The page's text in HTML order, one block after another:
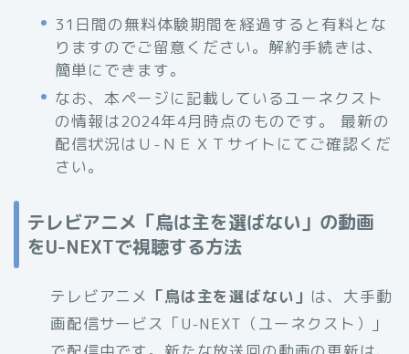
31日間の無料体験期間を経過すると有料とな
りますのでご留意ください。解約手続きは、
簡単にできます。
なお、本ページに記載しているユーネクスト
の情報は2024年4月時点のものです。 最新の
配信状況はＵ-ＮＥＸＴサイトにてご確認くだ
さい。
テレビアニメ「烏は主を選ばない」の動画
をU-NEXTで視聴する方法
テレビアニメ 「烏は主を選ばない」 は、大手動
画配信サービス「U-NEXT（ユーネクスト）」